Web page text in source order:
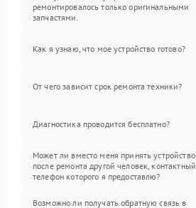
ремонтировалось только оригинальными
запчастями.
Как я узнаю, что мое устройство готово?
От чего зависит срок ремонта техники?
Диагностика проводится бесплатно?
Может ли вместо меня принять устройство
после ремонта другой человек, контактный
телефон которого я предоставлю?
Возможно ли получать обратную связь в